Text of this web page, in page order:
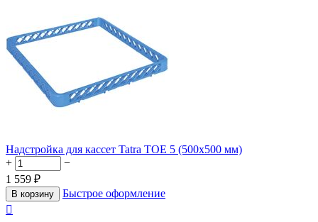
Надстройка для кассет Tatra TOE 5 (500х500 мм)
+
−
1 559 ₽
В корзину
Быстрое оформление
